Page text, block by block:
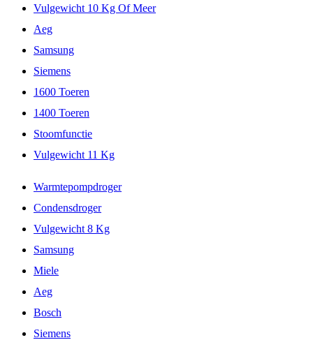
Vulgewicht 10 Kg Of Meer
Aeg
Samsung
Siemens
1600 Toeren
1400 Toeren
Stoomfunctie
Vulgewicht 11 Kg
Warmtepompdroger
Condensdroger
Vulgewicht 8 Kg
Samsung
Miele
Aeg
Bosch
Siemens